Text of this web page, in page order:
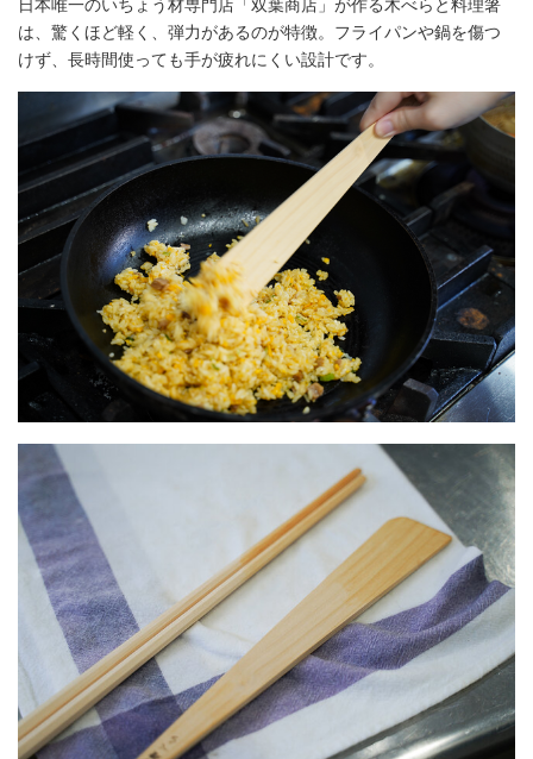
日本唯一のいちょう材専門店「双葉商店」が作る木べらと料理箸
は、驚くほど軽く、弾力があるのが特徴。フライパンや鍋を傷つ
けず、長時間使っても手が疲れにくい設計です。